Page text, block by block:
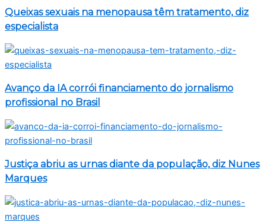
Queixas sexuais na menopausa têm tratamento, diz
especialista
Avanço da IA corrói financiamento do jornalismo
profissional no Brasil
Justiça abriu as urnas diante da população, diz Nunes
Marques